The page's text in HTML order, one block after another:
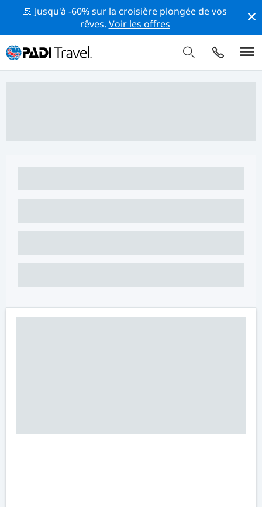
🚢 Jusqu'à -60% sur la croisière plongée de vos
rêves. Voir les offres